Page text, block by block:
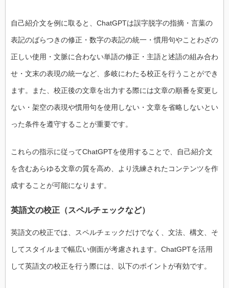
自己紹介文を例に取ると、ChatGPTは誤字脱字の指摘・言葉の
表記のばらつきの修正・数字の表記の統一・慣用句やことわざの
正しい使用・文脈に合わない単語の修正・主語と述語の組み合わ
せ・文末の表現の統一など、多岐にわたる校正を行うことができ
ます。また、校正後の文章を出力する際には文章の順番を変更し
ない・架空の表現や慣用句を使用しない・文章を省略しないとい
った条件を遵守することが重要です。
これらの指示に従ってChatGPTを使用することで、自己紹介文
を含むあらゆる文章の質を高め、より洗練されたコンテンツを作
成することが可能になります。
英語文の校正（スペルチェックなど）
英語文の校正では、スペルチェックだけでなく、文法、構文、そ
してスタイルまで幅広い側面が考慮されます。ChatGPTを活用
して英語文の校正を行う際には、以下のポイントが有効です。